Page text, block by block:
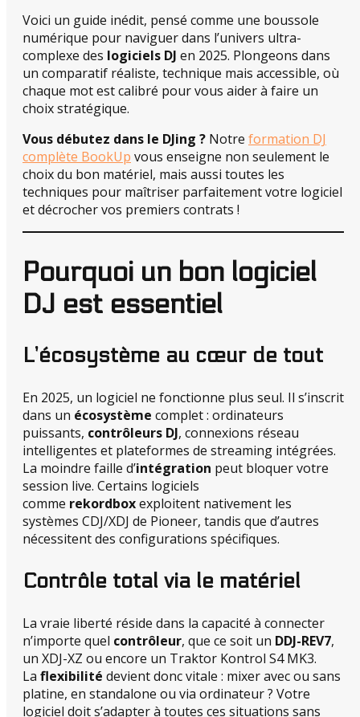
Voici un guide inédit, pensé comme une boussole
numérique pour naviguer dans l’univers ultra-
complexe des logiciels DJ en 2025. Plongeons dans
un comparatif réaliste, technique mais accessible, où
chaque mot est calibré pour vous aider à faire un
choix stratégique.
Vous débutez dans le DJing ? Notre formation DJ
complète BookUp vous enseigne non seulement le
choix du bon matériel, mais aussi toutes les
techniques pour maîtriser parfaitement votre logiciel
et décrocher vos premiers contrats !
Pourquoi un bon logiciel
DJ est essentiel
L’écosystème au cœur de tout
En 2025, un logiciel ne fonctionne plus seul. Il s’inscrit
dans un écosystème complet : ordinateurs
puissants, contrôleurs DJ, connexions réseau
intelligentes et plateformes de streaming intégrées.
La moindre faille d’intégration peut bloquer votre
session live. Certains logiciels
comme rekordboxexploitent nativement les
systèmes CDJ/XDJ de Pioneer, tandis que d’autres
nécessitent des configurations spécifiques.
Contrôle total via le matériel
La vraie liberté réside dans la capacité à connecter
n’importe quel contrôleur, que ce soit un DDJ-REV7,
un XDJ-XZ ou encore un Traktor Kontrol S4 MK3.
La flexibilité devient donc vitale : mixer avec ou sans
platine, en standalone ou via ordinateur ? Votre
logiciel doit s’adapter à toutes ces situations sans